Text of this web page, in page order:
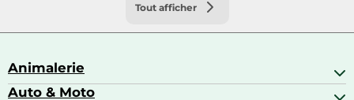
Tout afficher
Animalerie
Abris pour animaux sauvages
Auto & Moto